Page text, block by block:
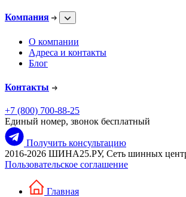
Компания
О компании
Адреса и контакты
Блог
Контакты
+7 (800) 700-88-25
Единый номер, звонок бесплатный
Получить консультацию
2016-2026 ШИНА25.РУ, Сеть шинных
Пользовательское соглашение
Главная